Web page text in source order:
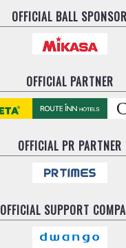
OFFICIAL BALL SPONSOR
OFFICIAL PARTNER
OFFICIALPR PARTNER
OFFICIAL SUPPORT